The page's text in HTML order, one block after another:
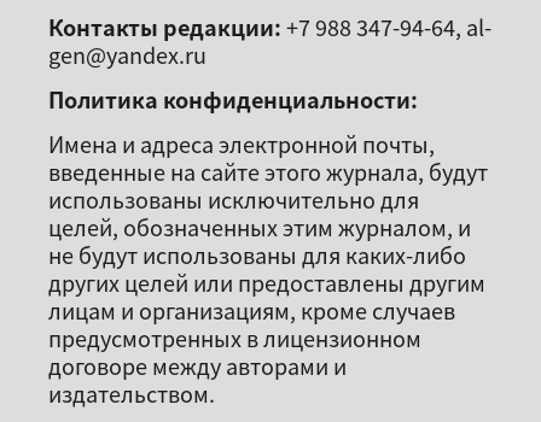
Контакты редакции:+7 988 347-94-64, al-
gen@yandex.ru
Политика конфиденциальности:
Имена и адреса электронной почты,
введенные на сайте этого журнала, будут
использованы исключительно для
целей, обозначенных этим журналом, и
не будут использованы для каких-либо
других целей или предоставлены другим
лицам и организациям, кроме случаев
предусмотренных в лицензионном
договоре между авторами и
издательством.